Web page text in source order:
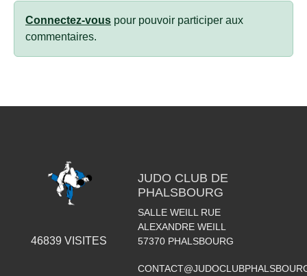
Connectez-vous pour pouvoir participer aux
commentaires.
46839 VISITES
JUDO CLUB DE
PHALSBOURG
SALLE WEILL RUE
ALEXANDRE WEILL
57370 PHALSBOURG